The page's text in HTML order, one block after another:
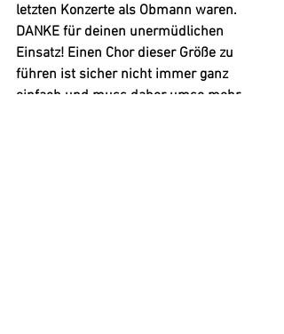
letzten Konzerte als Obmann waren.
DANKE für deinen unermüdlichen
Einsatz! Einen Chor dieser Größe zu
führen ist sicher nicht immer ganz
einfach und muss daher umso mehr